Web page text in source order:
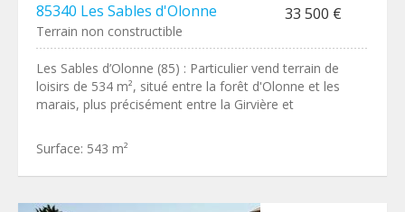
85340 Les Sables d'Olonne 33 500 €
Terrain non constructible
Les Sables d’Olonne (85) : Particulier vend terrain de
loisirs de 534 m², situé entre la forêt d'Olonne et les
marais, plus précisément entre la Girvière et
Surface: 543 m²